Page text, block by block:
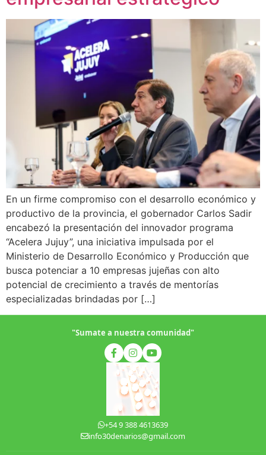
En un firme compromiso con el desarrollo económico y
productivo de la provincia, el gobernador Carlos Sadir
encabezó la presentación del innovador programa
“Acelera Jujuy”, una iniciativa impulsada por el
Ministerio de Desarrollo Económico y Producción que
busca potenciar a 10 empresas jujeñas con alto
potencial de crecimiento a través de mentorías
especializadas brindadas por […]
"Sumate a nuestra comunidad"
+54 9 388 4613639
info30denarios@gmail.com